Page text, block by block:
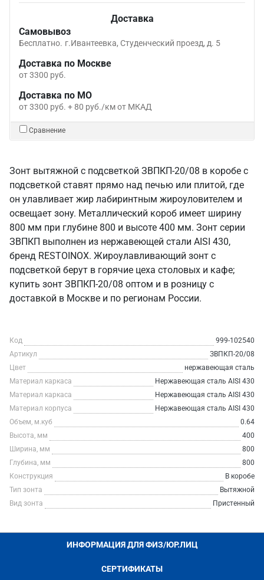
Доставка
Самовывоз
Бесплатно. г.Ивантеевка, Студенческий проезд, д. 5
Доставка по Москве
от 3300 руб.
Доставка по МО
от 3300 руб. + 80 руб./км от МКАД
Сравнение
Зонт вытяжной с подсветкой ЗВПКП-20/08 в коробе с
подсветкой ставят прямо над печью или плитой, где
он улавливает жир лабиринтным жироуловителем и
освещает зону. Металлический короб имеет ширину
800 мм при глубине 800 и высоте 400 мм. Зонт серии
ЗВПКП выполнен из нержавеющей стали AISI 430,
бренд RESTOINOX. Жироулавливающий зонт с
подсветкой берут в горячие цеха столовых и кафе;
купить зонт ЗВПКП-20/08 оптом и в розницу с
доставкой в Москве и по регионам России.
Код
999-102540
Артикул
ЗВПКП-20/08
Цвет
нержавеющая сталь
Материал каркаса
Нержавеющая сталь AISI 430
Материал каркаса
Нержавеющая сталь AISI 430
Материал корпуса
Нержавеющая сталь AISI 430
Объем, м.куб
0.64
Высота, мм
400
Ширина, мм
800
Глубина, мм
800
Конструкция
В коробе
Тип зонта
Вытяжной
Вид зонта
Пристенный
ИНФОРМАЦИЯ ДЛЯ ФИЗ/ЮР.ЛИЦ
СЕРТИФИКАТЫ